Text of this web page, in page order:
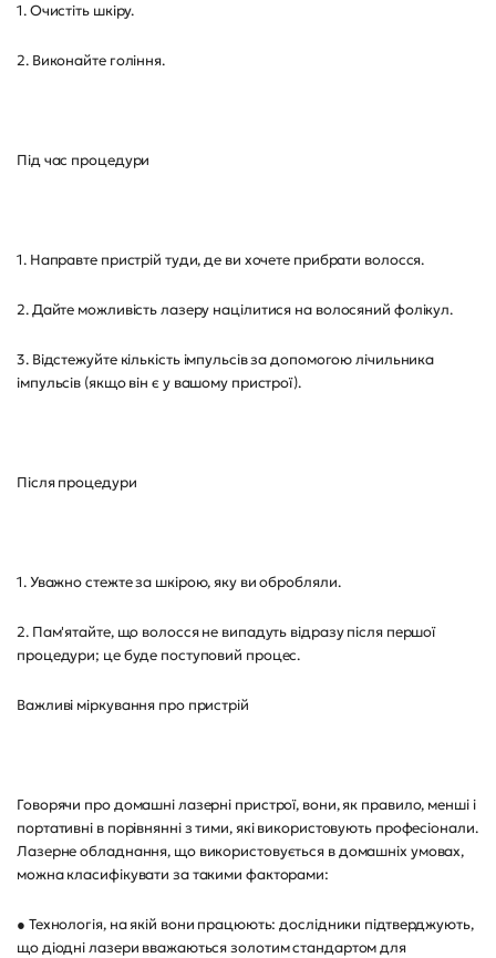
1. Очистіть шкіру.
2. Виконайте гоління.
Під час процедури
1. Направте пристрій туди, де ви хочете прибрати волосся.
2. Дайте можливість лазеру націлитися на волосяний фолікул.
3. Відстежуйте кількість імпульсів за допомогою лічильника
імпульсів (якщо він є у вашому пристрої).
Після процедури
1. Уважно стежте за шкірою, яку ви обробляли.
2. Пам'ятайте, що волосся не випадуть відразу після першої
процедури; це буде поступовий процес.
Важливі міркування про пристрій
Говорячи про домашні лазерні пристрої, вони, як правило, менші і
портативні в порівнянні з тими, які використовують професіонали.
Лазерне обладнання, що використовується в домашніх умовах,
можна класифікувати за такими факторами:
● Технологія, на якій вони працюють: дослідники підтверджують,
що діодні лазери вважаються золотим стандартом для